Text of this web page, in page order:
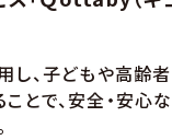
、子どもや高齢
ことで、安全・安心